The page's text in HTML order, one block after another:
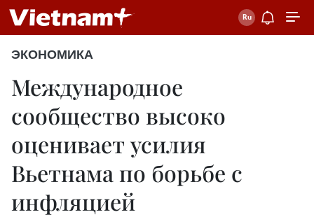
ЭКОНОМИКА
Международное
сообщество высоко
оценивает усилия
Вьетнама по борьбе с
инфляцией